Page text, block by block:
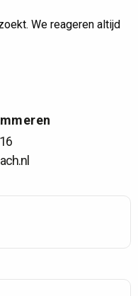
We reageren altijd